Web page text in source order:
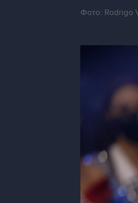
Фото: Rodrigo